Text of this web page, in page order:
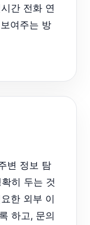
간 전화 연
여주는 방
변 정보 탐
히 두는 것
한 외부 이
하고, 문의